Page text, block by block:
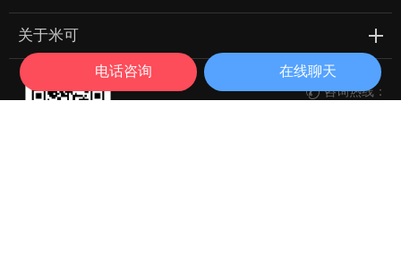
电话咨询 在线聊天
关于米可
 咨询热线：